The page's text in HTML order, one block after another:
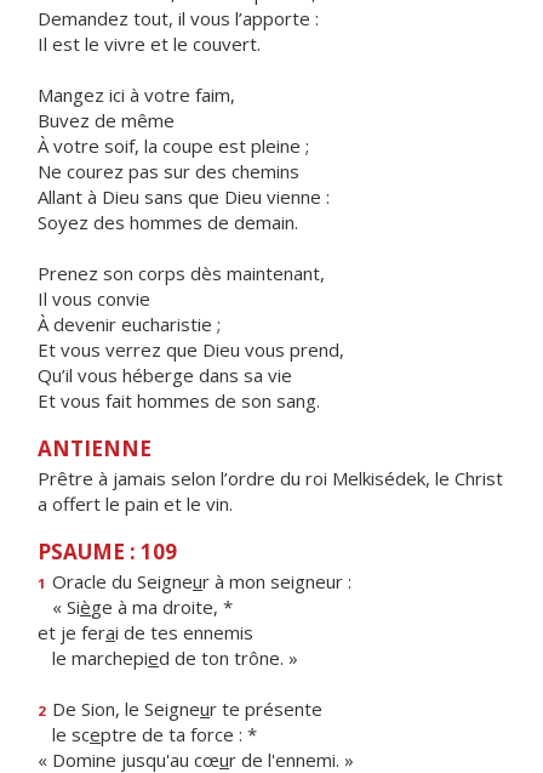
Demandez tout, il vous l’apporte :
Il est le vivre et le couvert.
Mangez ici à votre faim,
Buvez de même
À votre soif, la coupe est pleine ;
Ne courez pas sur des chemins
Allant à Dieu sans que Dieu vienne :
Soyez des hommes de demain.
Prenez son corps dès maintenant,
Il vous convie
À devenir eucharistie ;
Et vous verrez que Dieu vous prend,
Qu’il vous héberge dans sa vie
Et vous fait hommes de son sang.
ANTIENNE
Prêtre à jamais selon l’ordre du roi Melkisédek, le Christ
a offert le pain et le vin.
PSAUME : 109
1 Oracle du Seigneur à mon seigneur :
« Siège à ma droite, *
et je ferai de tes ennemis
le marchepied de ton trône. »
2 De Sion, le Seigneur te présente
le sceptre de ta force : *
« Domine jusqu'au cœur de l'ennemi. »